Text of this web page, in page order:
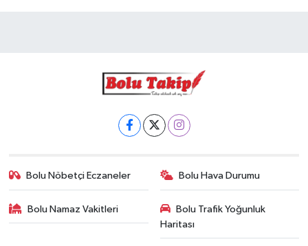
Bolu Nöbetçi Eczaneler Bolu Hava Durumu
Bolu Namaz Vakitleri
Bolu Trafik Yoğunluk
Haritası